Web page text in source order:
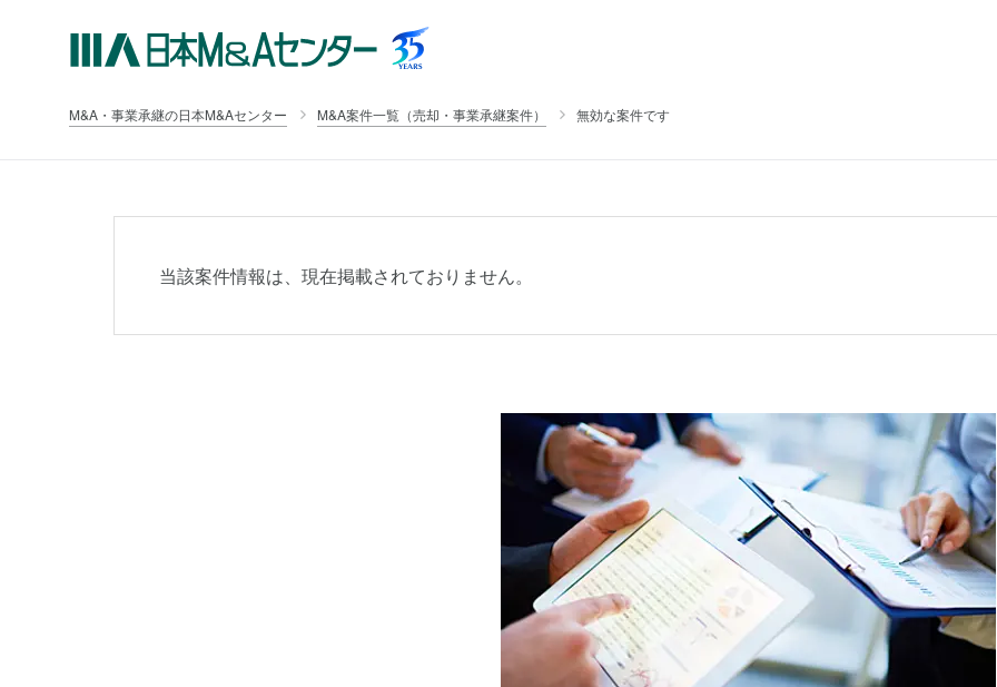
M&A・事業承継の日本M&Aセンター M&A案件一覧（売却・事業承継案件） 無効な案件です
当該案件情報は、現在掲載されておりません。